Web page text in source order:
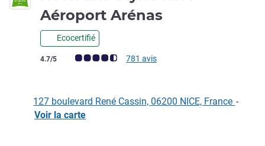
Aéroport Arénas
Ecocertifié
Note Avis clients (Note ALL)
4.7/5 781 avis
127 boulevard René Cassin, 06200 NICE, France -
Voir la carte